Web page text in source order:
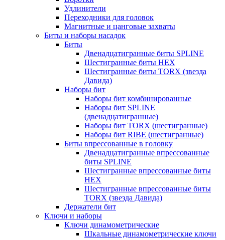
Удлинители
Переходники для головок
Магнитные и цанговые захваты
Биты и наборы насадок
Биты
Двенадцатигранные биты SPLINE
Шестигранные биты HEX
Шестигранные биты TORX (звезда
Давида)
Наборы бит
Наборы бит комбинированные
Наборы бит SPLINE
(двенадцатигранные)
Наборы бит TORX (шестигранные)
Наборы бит RIBE (шестигранные)
Биты впрессованные в головку
Двенадцатигранные впрессованные
биты SPLINE
Шестигранные впрессованные биты
HEX
Шестигранные впрессованные биты
TORX (звезда Давида)
Держатели бит
Ключи и наборы
Ключи динамометрические
Шкальные динамометрические ключи